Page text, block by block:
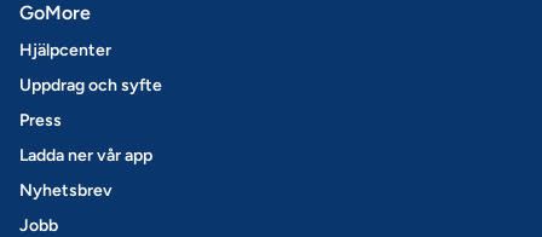
GoMore
Hjälpcenter
Uppdrag och syfte
Press
Ladda ner vår app
Nyhetsbrev
Jobb